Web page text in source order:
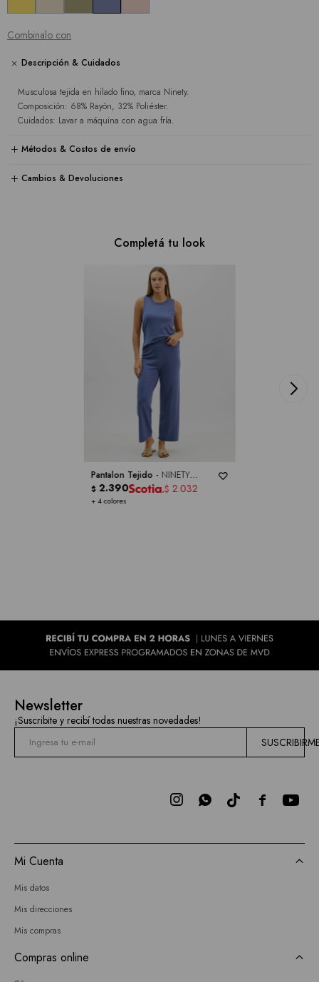
Combinalo con
Descripción & Cuidados
Musculosa tejida en hilado fino, marca Ninety.
Composición: 68% Rayón, 32% Poliéster.
Cuidados: Lavar a máquina con agua fría.
Métodos & Costos de envío
Cambios & Devoluciones
Completá tu look
Pantalon Tejido - NINETY
CLOTHING
+ 4 colores
$ 2.390 $ 2.032
Newsletter
¡Suscribite y recibí todas nuestras novedades!

 
Mi Cuenta
Mis datos
Mis direcciones
Mis compras
Compras online